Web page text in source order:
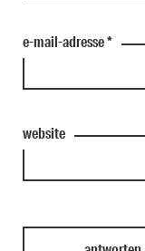
e-mail-adresse*
website